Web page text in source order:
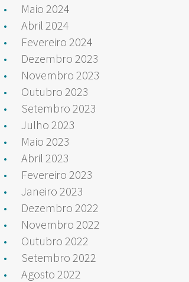
Maio 2024
Abril 2024
Fevereiro 2024
Dezembro 2023
Novembro 2023
Outubro 2023
Setembro 2023
Julho 2023
Maio 2023
Abril 2023
Fevereiro 2023
Janeiro 2023
Dezembro 2022
Novembro 2022
Outubro 2022
Setembro 2022
Agosto 2022